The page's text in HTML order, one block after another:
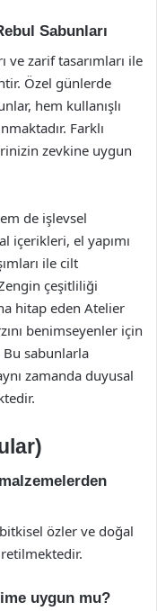
Sabunları
ve zarif tasarımları ile
Özel günlerde
hem kullanışlı
Farklı
zevkine uygun
de işlevsel
içerikleri, el yapımı
ile cilt
çeşitliliği
hitap eden Atelier
benimseyenler için
sabunlarla
zamanda duyusal
özler ve doğal
uygun mu?